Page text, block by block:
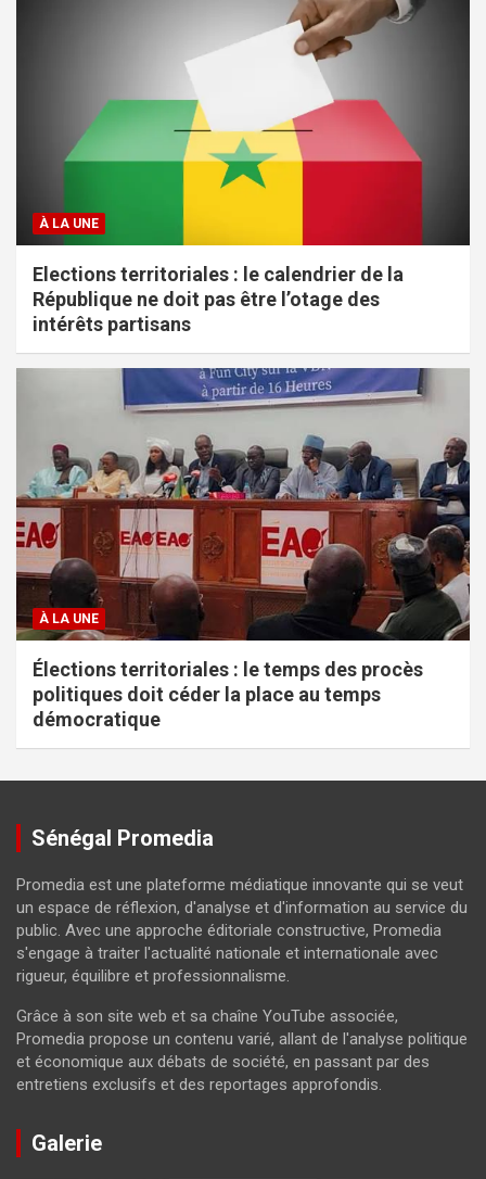
À LA UNE
Elections territoriales : le calendrier de la
République ne doit pas être l’otage des
intérêts partisans
À LA UNE
Élections territoriales : le temps des procès
politiques doit céder la place au temps
démocratique
Sénégal Promedia
Promedia est une plateforme médiatique innovante qui se veut
un espace de réflexion, d'analyse et d'information au service du
public. Avec une approche éditoriale constructive, Promedia
s'engage à traiter l'actualité nationale et internationale avec
rigueur, équilibre et professionnalisme.
Grâce à son site web et sa chaîne YouTube associée,
Promedia propose un contenu varié, allant de l'analyse politique
et économique aux débats de société, en passant par des
entretiens exclusifs et des reportages approfondis.
Galerie